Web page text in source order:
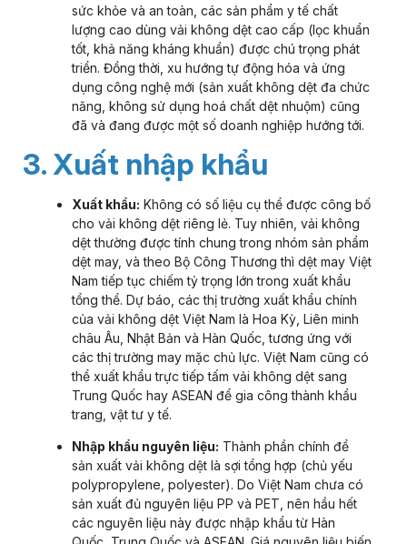
sức khỏe và an toàn, các sản phẩm y tế chất
lượng cao dùng vải không dệt cao cấp (lọc khuẩn
tốt, khả năng kháng khuẩn) được chú trọng phát
triển. Đồng thời, xu hướng tự động hóa và ứng
dụng công nghệ mới (sản xuất không dệt đa chức
năng, không sử dụng hoá chất dệt nhuộm) cũng
đã và đang được một số doanh nghiệp hướng tới.
3. Xuất nhập khẩu
Xuất khẩu: Không có số liệu cụ thể được công bố
cho vải không dệt riêng lẻ. Tuy nhiên, vải không
dệt thường được tính chung trong nhóm sản phẩm
dệt may, và theo Bộ Công Thương thì dệt may Việt
Nam tiếp tục chiếm tỷ trọng lớn trong xuất khẩu
tổng thể. Dự báo, các thị trường xuất khẩu chính
của vải không dệt Việt Nam là Hoa Kỳ, Liên minh
châu Âu, Nhật Bản và Hàn Quốc, tương ứng với
các thị trường may mặc chủ lực. Việt Nam cũng có
thể xuất khẩu trực tiếp tấm vải không dệt sang
Trung Quốc hay ASEAN để gia công thành khẩu
trang, vật tư y tế.
Nhập khẩu nguyên liệu: Thành phần chính để
sản xuất vải không dệt là sợi tổng hợp (chủ yếu
polypropylene, polyester). Do Việt Nam chưa có
sản xuất đủ nguyên liệu PP và PET, nên hầu hết
các nguyên liệu này được nhập khẩu từ Hàn